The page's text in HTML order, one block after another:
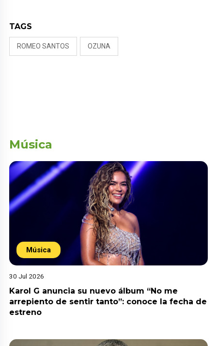
TAGS
ROMEO SANTOS OZUNA
Música
Música
30 Jul 2026
Karol G anuncia su nuevo álbum “No me
arrepiento de sentir tanto”: conoce la fecha de
estreno